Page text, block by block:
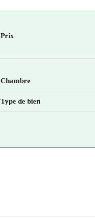
Prix
Chambre
Type de bien